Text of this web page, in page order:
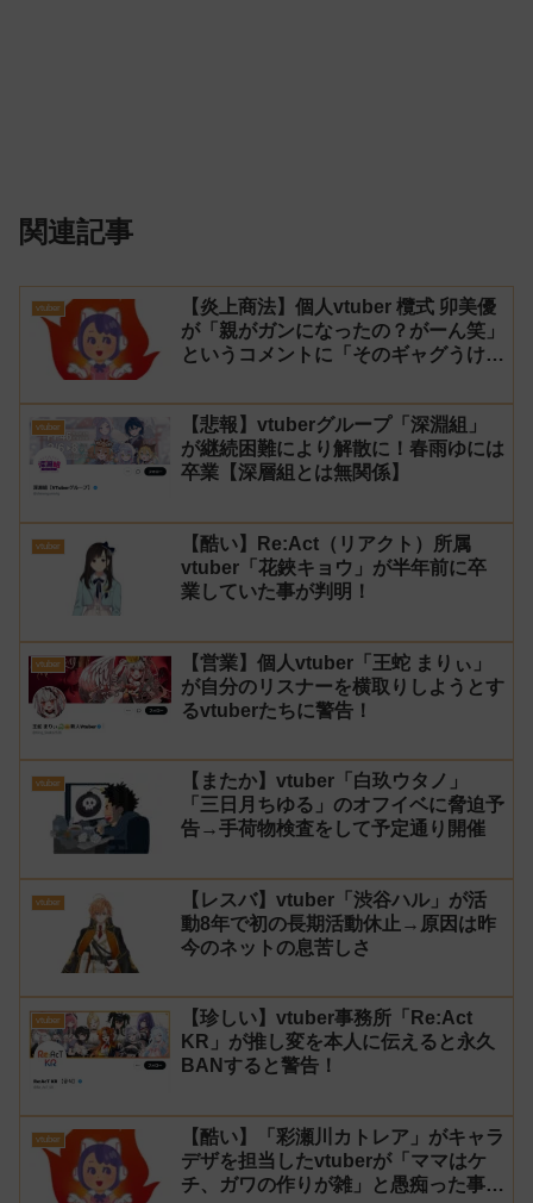
関連記事
vtuber
【炎上商法】個人vtuber 欖式 卯美優
が「親がガンになったの？がーん笑」
というコメントに「そのギャグうけ
はオススメしないと投稿し叩かれる
vtuber
【悲報】vtuberグループ「深淵組」
が継続困難により解散に！春雨ゆには
卒業【深層組とは無関係】
vtuber
【酷い】Re:Act（リアクト）所属
vtuber「花鋏キョウ」が半年前に卒
業していた事が判明！
vtuber
【営業】個人vtuber「王蛇 まりぃ」
が自分のリスナーを横取りしようとす
るvtuberたちに警告！
vtuber
【またか】vtuber「白玖ウタノ」
「三日月ちゆる」のオフイベに脅迫予
告→手荷物検査をして予定通り開催
vtuber
【レスバ】vtuber「渋谷ハル」が活
動8年で初の長期活動休止→原因は昨
今のネットの息苦しさ
vtuber
【珍しい】vtuber事務所「Re:Act
KR」が推し変を本人に伝えると永久
BANすると警告！
vtuber
【酷い】「彩瀬川カトレア」がキャラ
デザを担当したvtuberが「ママはケ
チ、ガワの作りが雑」と愚痴った事が